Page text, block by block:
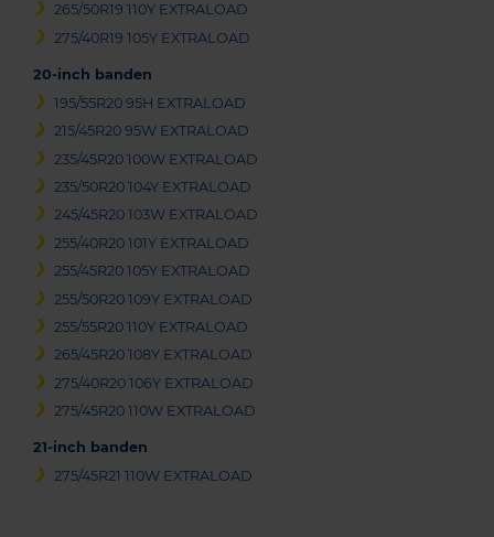
265/50R19 110Y EXTRALOAD
275/40R19 105Y EXTRALOAD
20-inch banden
195/55R20 95H EXTRALOAD
215/45R20 95W EXTRALOAD
235/45R20 100W EXTRALOAD
235/50R20 104Y EXTRALOAD
245/45R20 103W EXTRALOAD
255/40R20 101Y EXTRALOAD
255/45R20 105Y EXTRALOAD
255/50R20 109Y EXTRALOAD
255/55R20 110Y EXTRALOAD
265/45R20 108Y EXTRALOAD
275/40R20 106Y EXTRALOAD
275/45R20 110W EXTRALOAD
21-inch banden
275/45R21 110W EXTRALOAD